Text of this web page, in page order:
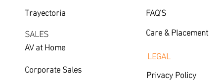
Trayectoria
SALES
AV at Home
Corporate Sales
FAQ'S
Care & Placement
LEGAL
Privacy Policy